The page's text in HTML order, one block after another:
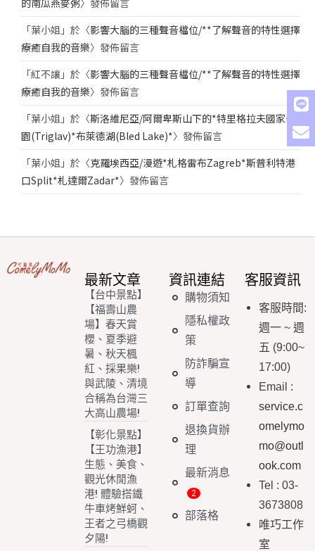
「葉小姐 」於〈影響大腦的三種聲音檔位/**了解聲音的特性選擇
療癒自我的音樂〉發佈留言
「紅不讓 」於〈影響大腦的三種聲音檔位/**了解聲音的特性選擇
療癒自我的音樂〉發佈留言
「葉小姐 」於〈斯洛維尼亞/阿爾卑斯山下的*特里格拉夫國家公
園(Triglav)*布萊德湖(Bled Lake)*〉發佈留言
「葉小姐 」於〈克羅埃西亞/漫遊*札格雷布Zagreb*斯普利特港
口Split*札達爾Zadar*〉發佈留言
最新文章
【台中景點】
【福壽山農
場】春天賞
櫻、夏季避
暑、秋天楓
紅、採果樂!
與武陵、清境
合稱為台灣三
大高山農場!
【彰化景點】
【王功漁港】
生態、美食、
觀光休閒漁
港! 體驗搭鐵
牛車烤鮮蚵、
王者之弓橋觀
夕陽!
資訊連結
購物須知
隱私權政
策
防詐騙宣
導
訂單查詢
退換貨辦
理
最新消息
部落格
客服資訊
客服時間:
週一 ~ 週
五 (9:00~
17:00)
Email :
service.c
omelymo
mo@outl
ook.com
Tel : 03-
3673808
唯巧工作
室